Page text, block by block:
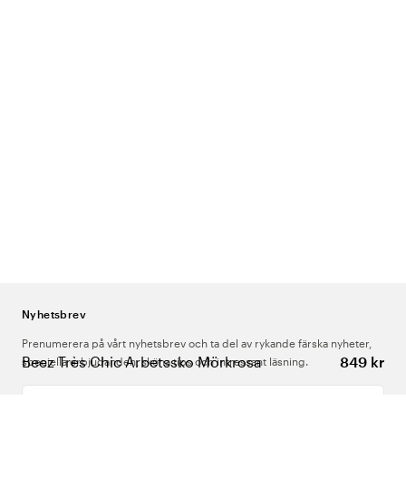
Beez Très Chic Arbetssko Mörkrosa 849 kr
Nyhetsbrev
Prenumerera på vårt nyhetsbrev och ta del av rykande färska nyheter,
speciella erbjudanden, sköna tips och intressant läsning.
Ange din e-postadress